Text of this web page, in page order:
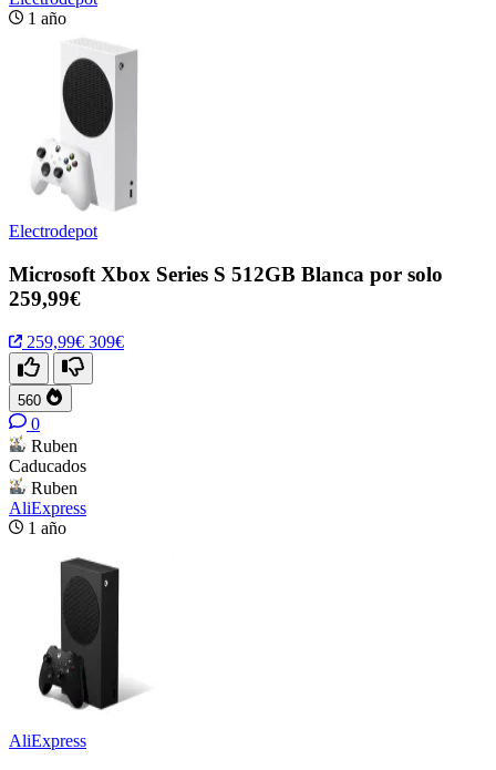
1 año
Electrodepot
Microsoft Xbox Series S 512GB Blanca por solo
259,99€
259,99€ 309€
560
0
Ruben
Caducados
Ruben
AliExpress
1 año
AliExpress